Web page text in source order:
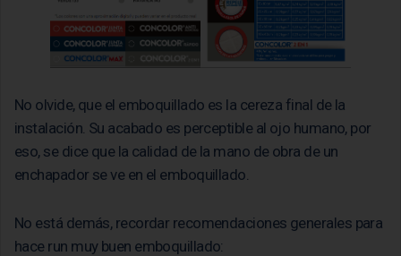
No olvide, que el emboquillado es la cereza final de la
instalación. Su acabado es perceptible al ojo humano, por
eso, se dice que la calidad de la mano de obra de un
enchapador se ve en el emboquillado.
No está demás, recordar recomendaciones generales para
hace run muy buen emboquillado: